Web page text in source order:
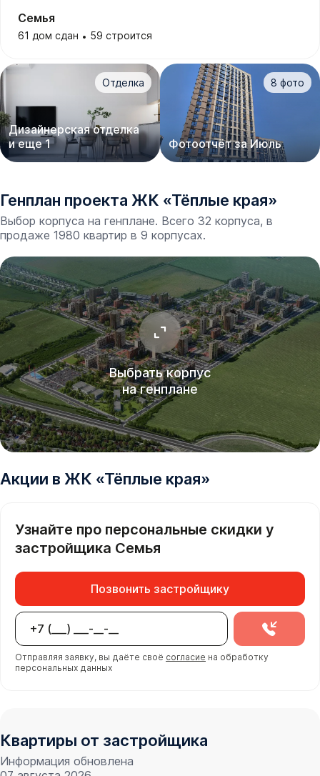
Семья
61 дом сдан 59 строится
Отделка
Дизайнерская отделка
и еще 1
8 фото
Фотоотчёт за Июль
Генплан проекта ЖК «Тёплые края»
Выбор корпуса на генплане. Всего 32 корпуса, в
продаже 1980 квартир в 9 корпусах.
Выбрать корпус
на генплане
Акции в ЖК «Тёплые края»
Узнайте про персональные скидки у
застройщика Семья
Позвонить застройщику
Отправляя заявку, вы даёте своё согласие на обработку
персональных данных
Квартиры от застройщика
Информация обновлена